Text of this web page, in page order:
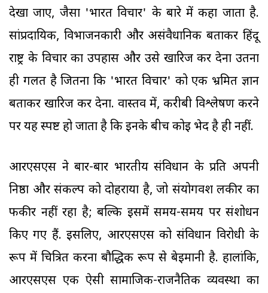
देखा जाए, जैसा 'भारत विचार' के बारे में कहा जाता है.
सांप्रदायिक, विभाजनकारी और असंवैधानिक बताकर हिंदू
राष्ट्र के विचार का उपहास और उसे खारिज कर देना उतना
ही गलत है जितना कि 'भारत विचार' को एक भ्रमित ज्ञान
बताकर खारिज कर देना. वास्तव में, करीबी विश्लेषण करने
पर यह स्पष्ट हो जाता है कि इनके बीच कोई भेद है ही नहीं.
आरएसएस ने बार-बार भारतीय संविधान के प्रति अपनी
निष्ठा और संकल्प को दोहराया है, जो संयोगवश लकीर का
फकीर नहीं रहा है; बल्कि इसमें समय-समय पर संशोधन
किए गए हैं. इसलिए, आरएसएस को संविधान विरोधी के
रूप में चित्रित करना बौद्धिक रूप से बेईमानी है. हालांकि,
आरएसएस एक ऐसी सामाजिक-राजनैतिक व्यवस्था का